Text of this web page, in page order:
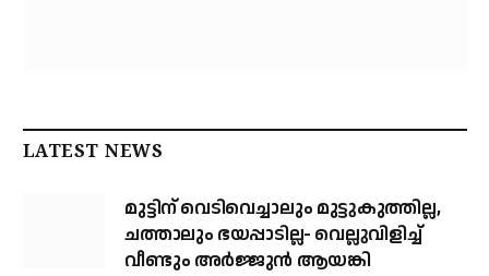
LATEST NEWS
മുട്ടിന് വെടിവെച്ചാലും മുട്ടുകുത്തില്ല,
ചത്താലും ഭയപ്പാടില്ല- വെല്ലുവിളിച്ച്
വീണ്ടും അർജ്ജുൻ ആയങ്കി